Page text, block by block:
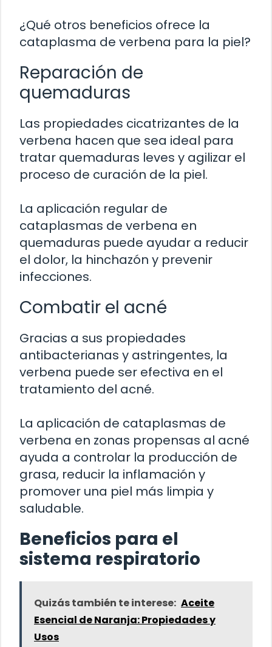
¿Qué otros beneficios ofrece la
cataplasma de verbena para la piel?
Reparación de
quemaduras
Las propiedades cicatrizantes de la
verbena hacen que sea ideal para
tratar quemaduras leves y agilizar el
proceso de curación de la piel.
La aplicación regular de
cataplasmas de verbena en
quemaduras puede ayudar a reducir
el dolor, la hinchazón y prevenir
infecciones.
Combatir el acné
Gracias a sus propiedades
antibacterianas y astringentes, la
verbena puede ser efectiva en el
tratamiento del acné.
La aplicación de cataplasmas de
verbena en zonas propensas al acné
ayuda a controlar la producción de
grasa, reducir la inflamación y
promover una piel más limpia y
saludable.
Beneficios para el
sistema respiratorio
Quizás también te interese: Aceite
Esencial de Naranja: Propiedades y
Usos